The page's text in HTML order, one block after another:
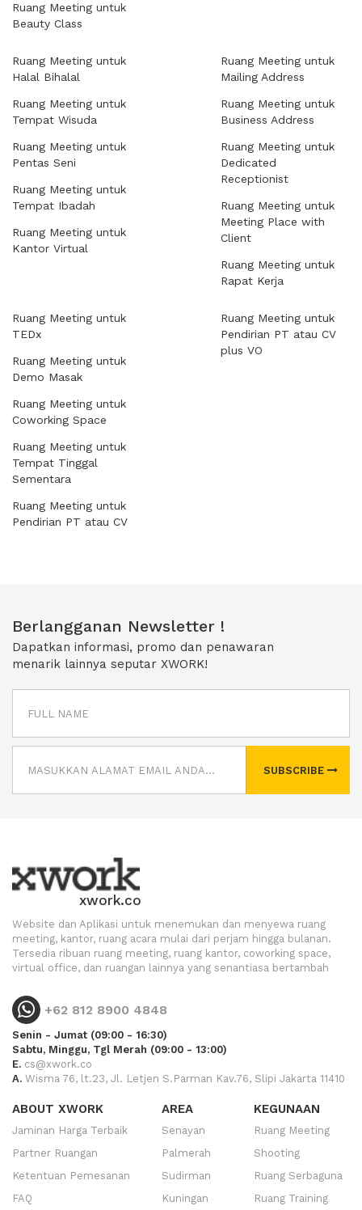
Ruang Meeting untuk
Beauty Class
Ruang Meeting untuk
Halal Bihalal
Ruang Meeting untuk
Tempat Wisuda
Ruang Meeting untuk
Pentas Seni
Ruang Meeting untuk
Tempat Ibadah
Ruang Meeting untuk
Kantor Virtual
Ruang Meeting untuk
Mailing Address
Ruang Meeting untuk
Business Address
Ruang Meeting untuk
Dedicated
Receptionist
Ruang Meeting untuk
Meeting Place with
Client
Ruang Meeting untuk
Rapat Kerja
Ruang Meeting untuk
TEDx
Ruang Meeting untuk
Demo Masak
Ruang Meeting untuk
Coworking Space
Ruang Meeting untuk
Tempat Tinggal
Sementara
Ruang Meeting untuk
Pendirian PT atau CV
Ruang Meeting untuk
Pendirian PT atau CV
plus VO
Berlangganan Newsletter !
Dapatkan informasi, promo dan penawaran
menarik lainnya seputar XWORK!
SUBSCRIBE
xwork.co
Website dan Aplikasi untuk menemukan dan menyewa ruang
meeting, kantor, ruang acara mulai dari perjam hingga bulanan.
Tersedia ribuan ruang meeting, ruang kantor, coworking space,
virtual office, dan ruangan lainnya yang senantiasa bertambah
+62 812 8900 4848
Senin - Jumat (09:00 - 16:30)
Sabtu, Minggu, Tgl Merah (09:00 - 13:00)
E. cs@xwork.co
A. Wisma 76, lt.23, Jl. Letjen S.Parman Kav.76, Slipi Jakarta 11410
ABOUT XWORK
Jaminan Harga Terbaik
Partner Ruangan
Ketentuan Pemesanan
FAQ
AREA
Senayan
Palmerah
Sudirman
Kuningan
KEGUNAAN
Ruang Meeting
Shooting
Ruang Serbaguna
Ruang Training